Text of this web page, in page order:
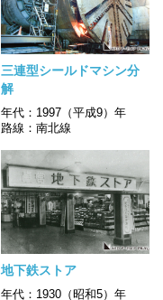
三連型シールドマシン分
解
年代：1997（平成9）年
路線：南北線
地下鉄ストア
年代：1930（昭和5）年